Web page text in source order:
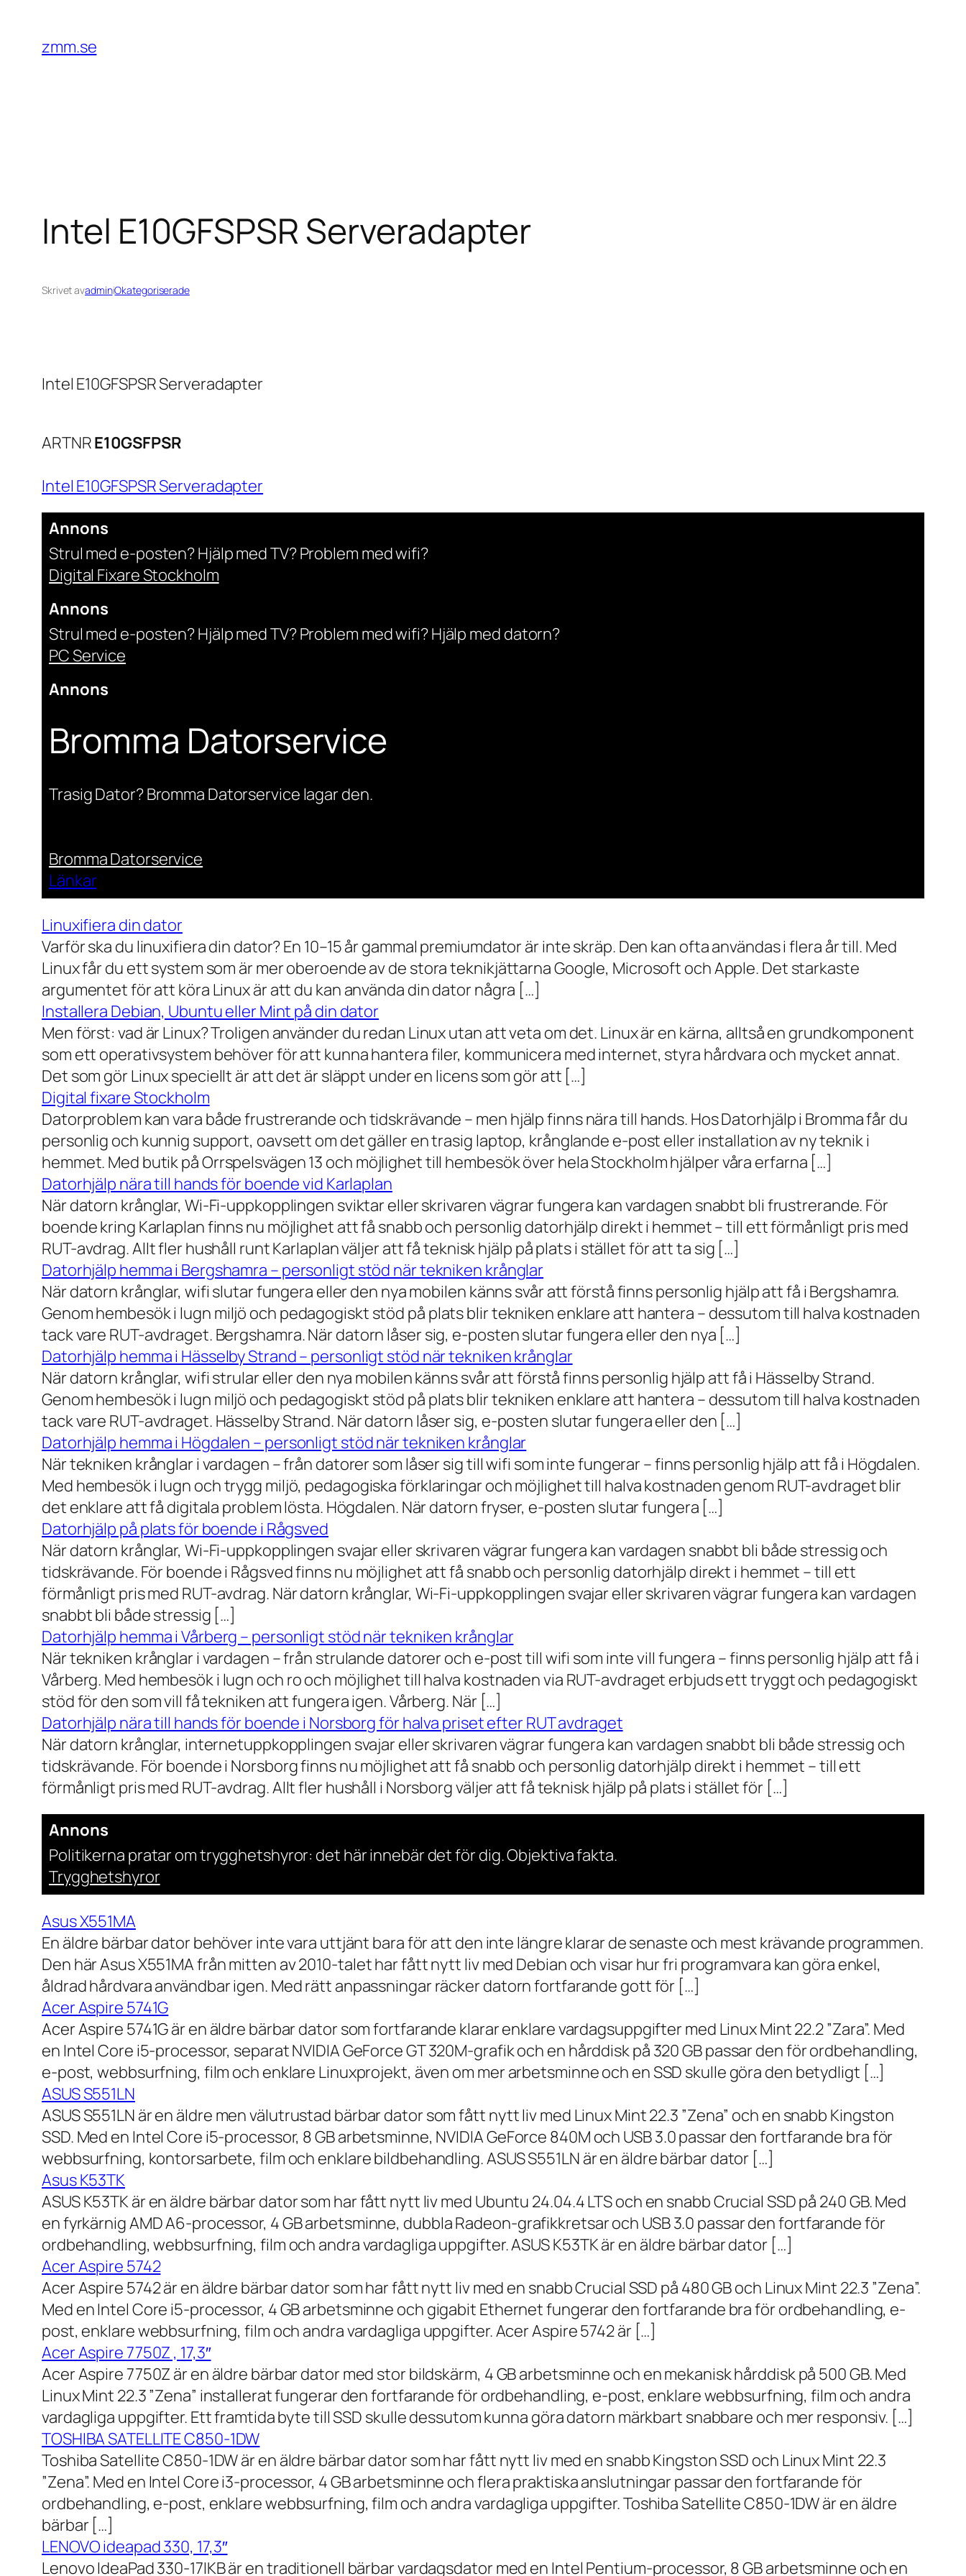
innehåll
zmm.se
Intel E10GFSPSR Serveradapter
Skrivet avadminiOkategoriserade
Intel E10GFSPSR Serveradapter
ARTNRE10GSFPSR
Intel E10GFSPSR Serveradapter
Annons
Strul med e-posten? Hjälp med TV? Problem med wifi?
Digital Fixare Stockholm
Annons
Strul med e-posten? Hjälp med TV? Problem med wifi? Hjälp med datorn?
PC Service
Annons
Bromma Datorservice
Trasig Dator? Bromma Datorservice lagar den.
Bromma Datorservice
Länkar
Linuxifiera din dator
Varför ska du linuxifiera din dator? En 10–15 år gammal premiumdator är inte skräp. Den kan ofta användas i flera år till. Med
Linux får du ett system som är mer oberoende av de stora teknikjättarna Google, Microsoft och Apple. Det starkaste
argumentet för att köra Linux är att du kan använda din dator några […]
Installera Debian, Ubuntu eller Mint på din dator
Men först: vad är Linux? Troligen använder du redan Linux utan att veta om det. Linux är en kärna, alltså en grundkomponent
som ett operativsystem behöver för att kunna hantera filer, kommunicera med internet, styra hårdvara och mycket annat.
Det som gör Linux speciellt är att det är släppt under en licens som gör att […]
Digital fixare Stockholm
Datorproblem kan vara både frustrerande och tidskrävande – men hjälp finns nära till hands. Hos Datorhjälp i Bromma får du
personlig och kunnig support, oavsett om det gäller en trasig laptop, krånglande e-post eller installation av ny teknik i
hemmet. Med butik på Orrspelsvägen 13 och möjlighet till hembesök över hela Stockholm hjälper våra erfarna […]
Datorhjälp nära till hands för boende vid Karlaplan
När datorn krånglar, Wi-Fi-uppkopplingen sviktar eller skrivaren vägrar fungera kan vardagen snabbt bli frustrerande. För
boende kring Karlaplan finns nu möjlighet att få snabb och personlig datorhjälp direkt i hemmet – till ett förmånligt pris med
RUT-avdrag. Allt fler hushåll runt Karlaplan väljer att få teknisk hjälp på plats i stället för att ta sig […]
Datorhjälp hemma i Bergshamra – personligt stöd när tekniken krånglar
När datorn krånglar, wifi slutar fungera eller den nya mobilen känns svår att förstå finns personlig hjälp att få i Bergshamra.
Genom hembesök i lugn miljö och pedagogiskt stöd på plats blir tekniken enklare att hantera – dessutom till halva kostnaden
tack vare RUT-avdraget. Bergshamra. När datorn låser sig, e-posten slutar fungera eller den nya […]
Datorhjälp hemma i Hässelby Strand – personligt stöd när tekniken krånglar
När datorn krånglar, wifi strular eller den nya mobilen känns svår att förstå finns personlig hjälp att få i Hässelby Strand.
Genom hembesök i lugn miljö och pedagogiskt stöd på plats blir tekniken enklare att hantera – dessutom till halva kostnaden
tack vare RUT-avdraget. Hässelby Strand. När datorn låser sig, e-posten slutar fungera eller den […]
Datorhjälp hemma i Högdalen – personligt stöd när tekniken krånglar
När tekniken krånglar i vardagen – från datorer som låser sig till wifi som inte fungerar – finns personlig hjälp att få i Högdalen.
Med hembesök i lugn och trygg miljö, pedagogiska förklaringar och möjlighet till halva kostnaden genom RUT-avdraget blir
det enklare att få digitala problem lösta. Högdalen. När datorn fryser, e-posten slutar fungera […]
Datorhjälp på plats för boende i Rågsved
När datorn krånglar, Wi-Fi-uppkopplingen svajar eller skrivaren vägrar fungera kan vardagen snabbt bli både stressig och
tidskrävande. För boende i Rågsved finns nu möjlighet att få snabb och personlig datorhjälp direkt i hemmet – till ett
förmånligt pris med RUT-avdrag. När datorn krånglar, Wi-Fi-uppkopplingen svajar eller skrivaren vägrar fungera kan vardagen
snabbt bli både stressig […]
Datorhjälp hemma i Vårberg – personligt stöd när tekniken krånglar
När tekniken krånglar i vardagen – från strulande datorer och e-post till wifi som inte vill fungera – finns personlig hjälp att få i
Vårberg. Med hembesök i lugn och ro och möjlighet till halva kostnaden via RUT-avdraget erbjuds ett tryggt och pedagogiskt
stöd för den som vill få tekniken att fungera igen. Vårberg. När […]
Datorhjälp nära till hands för boende i Norsborg för halva priset efter RUT avdraget
När datorn krånglar, internetuppkopplingen svajar eller skrivaren vägrar fungera kan vardagen snabbt bli både stressig och
tidskrävande. För boende i Norsborg finns nu möjlighet att få snabb och personlig datorhjälp direkt i hemmet – till ett
förmånligt pris med RUT-avdrag. Allt fler hushåll i Norsborg väljer att få teknisk hjälp på plats i stället för […]
Annons
Politikerna pratar om trygghetshyror: det här innebär det för dig. Objektiva fakta.
Trygghetshyror
Asus X551MA
En äldre bärbar dator behöver inte vara uttjänt bara för att den inte längre klarar de senaste och mest krävande programmen.
Den här Asus X551MA från mitten av 2010-talet har fått nytt liv med Debian och visar hur fri programvara kan göra enkel,
åldrad hårdvara användbar igen. Med rätt anpassningar räcker datorn fortfarande gott för […]
Acer Aspire 5741G
Acer Aspire 5741G är en äldre bärbar dator som fortfarande klarar enklare vardagsuppgifter med Linux Mint 22.2 ”Zara”. Med
en Intel Core i5-processor, separat NVIDIA GeForce GT 320M-grafik och en hårddisk på 320 GB passar den för ordbehandling,
e-post, webbsurfning, film och enklare Linuxprojekt, även om mer arbetsminne och en SSD skulle göra den betydligt […]
ASUS S551LN
ASUS S551LN är en äldre men välutrustad bärbar dator som fått nytt liv med Linux Mint 22.3 ”Zena” och en snabb Kingston
SSD. Med en Intel Core i5-processor, 8 GB arbetsminne, NVIDIA GeForce 840M och USB 3.0 passar den fortfarande bra för
webbsurfning, kontorsarbete, film och enklare bildbehandling. ASUS S551LN är en äldre bärbar dator […]
Asus K53TK
ASUS K53TK är en äldre bärbar dator som har fått nytt liv med Ubuntu 24.04.4 LTS och en snabb Crucial SSD på 240 GB. Med
en fyrkärnig AMD A6-processor, 4 GB arbetsminne, dubbla Radeon-grafikkretsar och USB 3.0 passar den fortfarande för
ordbehandling, webbsurfning, film och andra vardagliga uppgifter. ASUS K53TK är en äldre bärbar dator […]
Acer Aspire 5742
Acer Aspire 5742 är en äldre bärbar dator som har fått nytt liv med en snabb Crucial SSD på 480 GB och Linux Mint 22.3 ”Zena”.
Med en Intel Core i5-processor, 4 GB arbetsminne och gigabit Ethernet fungerar den fortfarande bra för ordbehandling, e-
post, enklare webbsurfning, film och andra vardagliga uppgifter. Acer Aspire 5742 är […]
Acer Aspire 7750Z , 17,3″
Acer Aspire 7750Z är en äldre bärbar dator med stor bildskärm, 4 GB arbetsminne och en mekanisk hårddisk på 500 GB. Med
Linux Mint 22.3 ”Zena” installerat fungerar den fortfarande för ordbehandling, e-post, enklare webbsurfning, film och andra
vardagliga uppgifter. Ett framtida byte till SSD skulle dessutom kunna göra datorn märkbart snabbare och mer responsiv. […]
TOSHIBA SATELLITE C850-1DW
Toshiba Satellite C850-1DW är en äldre bärbar dator som har fått nytt liv med en snabb Kingston SSD och Linux Mint 22.3
”Zena”. Med en Intel Core i3-processor, 4 GB arbetsminne och flera praktiska anslutningar passar den fortfarande för
ordbehandling, e-post, enklare webbsurfning, film och andra vardagliga uppgifter. Toshiba Satellite C850-1DW är en äldre
bärbar […]
LENOVO ideapad 330, 17,3″
Lenovo IdeaPad 330-17IKB är en traditionell bärbar vardagsdator med en Intel Pentium-processor, 8 GB arbetsminne och en